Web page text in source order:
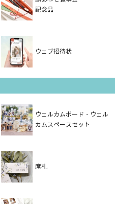
記念品
ウェブ招待状
ウェルカムボード・ウェル
カムスペースセット
席札